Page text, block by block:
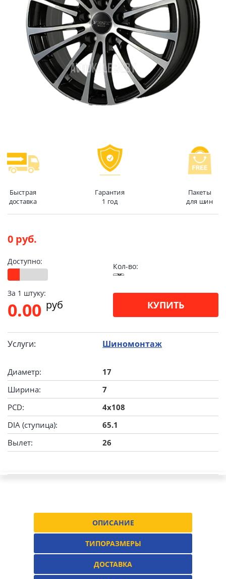
Быстрая
доставка
Гарантия
1 год
Пакеты
для шин
0 руб.
Доступно:
Кол-во:
За 1 штуку:
0.00 pуб КУПИТЬ
Услуги: Шиномонтаж
Диаметр:
17
Ширина:
7
PCD:
4x108
DIA (ступица):
65.1
Вылет:
26
ОПИСАНИЕ
ТИПОРАЗМЕРЫ
ДОСТАВКА